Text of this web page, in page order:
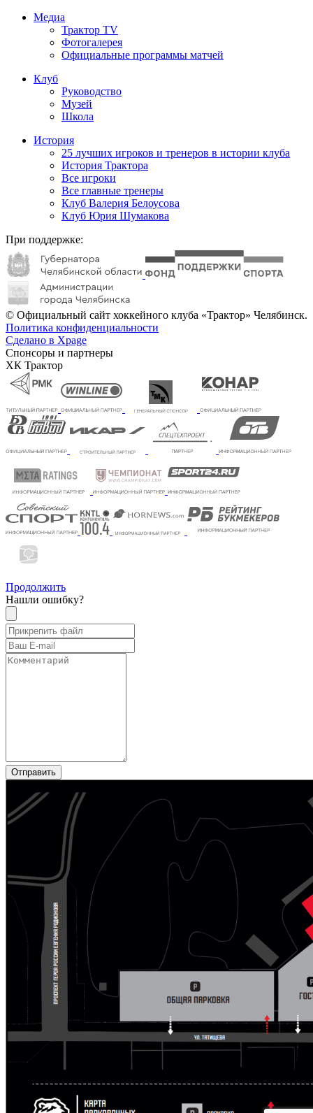
Медиа
Трактор TV
Фотогалерея
Официальные программы матчей
Клуб
Руководство
Музей
Школа
История
25 лучших игроков и тренеров в истории клуба
История Трактора
Все игроки
Все главные тренеры
Клуб Валерия Белоусова
Клуб Юрия Шумакова
При поддержке:
© Официальный сайт хоккейного клуба «Трактор» Челябинск.
Политика конфиденциальности
Сделано в Xpage
Спонсоры и партнеры
ХК Трактор
Продолжить
Нашли ошибку?